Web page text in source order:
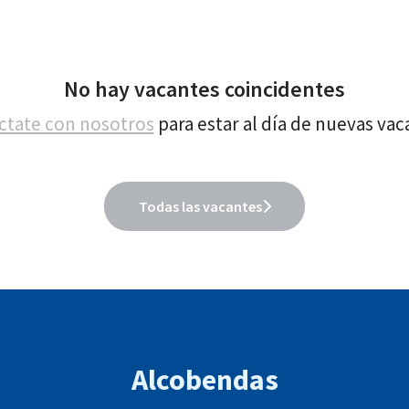
No hay vacantes coincidentes
con nosotros para estar al día de nuevas
Todas las vacantes
Alcobendas